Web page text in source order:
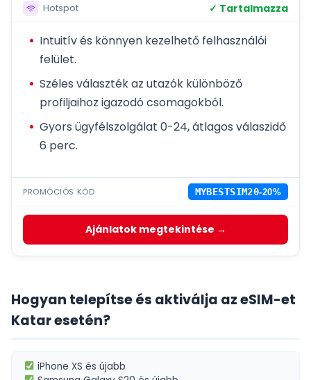
Hotspot ✓ Tartalmazza
Intuitív és könnyen kezelhető felhasználói
felület.
Széles választék az utazók különböző
profiljaihoz igazodó csomagokból.
Gyors ügyfélszolgálat 0-24, átlagos válaszidő
6 perc.
PROMÓCIÓS KÓD MYBESTSIM20-20%
Ajánlatok megtekintése →
Hogyan telepítse és aktiválja az eSIM-et
Katar esetén?
iPhone XS és újabb